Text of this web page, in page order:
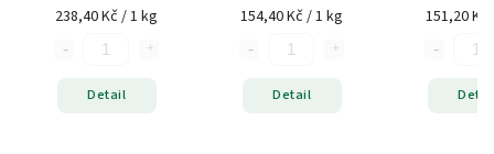
238,40 Kč / 1 kg
Detail
154,40 Kč / 1 kg
Detail
151,20 Kč